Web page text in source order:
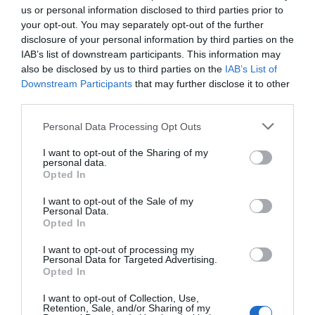
us or personal information disclosed to third parties prior to
your opt-out. You may separately opt-out of the further
disclosure of your personal information by third parties on the
IAB’s list of downstream participants. This information may
also be disclosed by us to third parties on the IAB’s List of
Downstream Participants that may further disclose it to other
Personal Data Processing Opt Outs
I want to opt-out of the Sharing of my
personal data.
Opted In
I want to opt-out of the Sale of my
Personal Data.
Opted In
I want to opt-out of processing my
Personal Data for Targeted Advertising.
Opted In
I want to opt-out of Collection, Use,
Retention, Sale, and/or Sharing of my
perfectamente normativa, o
siempre seré aquella tía rara,
con amigos de todas partes
y aventuras alocadas en el
amor y los viajes"
Cuando miro atrás, veo la juventud de mis padres
forma colateral, solo como un pequeño testimonio
que ahora solo se mantiene borroso en la
memoria. Durante mucho tiempo pensé que yo
debería conformarme con una vida que solo le
hicieron muchas cosas que yo ya sé que solo